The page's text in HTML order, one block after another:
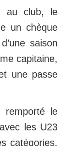
au club, le
un chèque
saison
capitaine,
une passe
remporté le
les U23
catégories.